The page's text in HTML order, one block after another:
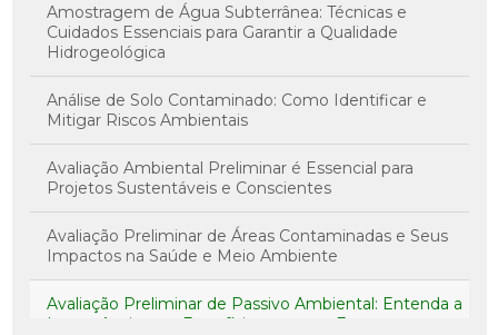
Amostragem de Água Subterrânea: Técnicas e
Cuidados Essenciais para Garantir a Qualidade
Hidrogeológica
Análise de Solo Contaminado: Como Identificar e
Mitigar Riscos Ambientais
Avaliação Ambiental Preliminar é Essencial para
Projetos Sustentáveis e Conscientes
Avaliação Preliminar de Áreas Contaminadas e Seus
Impactos na Saúde e Meio Ambiente
Avaliação Preliminar de Passivo Ambiental: Entenda a
Importância e os Benefícios para sua Empresa